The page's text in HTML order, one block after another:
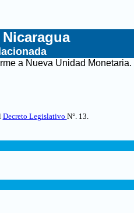
a Nueva Unidad Monetaria.
Decreto Legislativo N°. 13.